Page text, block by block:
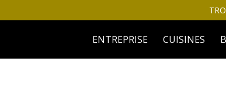
ENTREPRISE CUISINES